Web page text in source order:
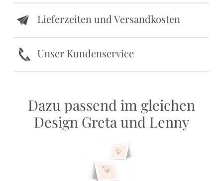
e Lieferzeiten und Versandkosten
k Unser Kundenservice
Dazu passend im gleichen
Design Greta und Lenny